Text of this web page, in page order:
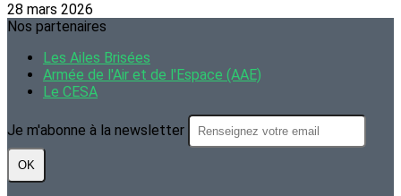
28 mars 2026
Nos partenaires
Les Ailes Brisées
Armée de l'Air et de l'Espace (AAE)
Le CESA
Je m'abonne à la newsletter
OK